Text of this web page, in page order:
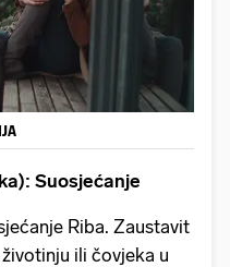
Suosjećanje
Riba. Zaustavit
ili čovjeka u